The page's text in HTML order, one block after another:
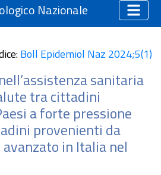
Nazionale
Boll Epidemiol Naz 2024;5(1)
sanitaria
tra cittadini
a forte pressione
provenienti da
in Italia nel